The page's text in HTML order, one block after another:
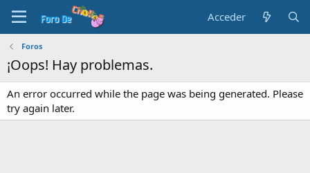
Acceder
Foros
¡Oops! Hay problemas.
An error occurred while the page was being generated. Please
try again later.